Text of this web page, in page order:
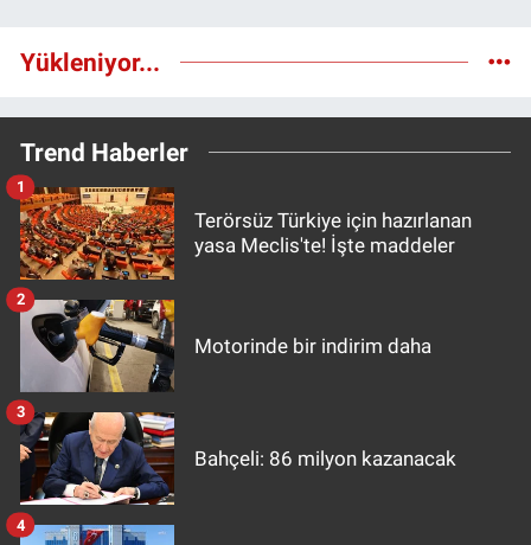
Yükleniyor...
Trend Haberler
Terörsüz Türkiye için hazırlanan
yasa Meclis'te! İşte maddeler
1
Motorinde bir indirim daha
2
Bahçeli: 86 milyon kazanacak
3
4